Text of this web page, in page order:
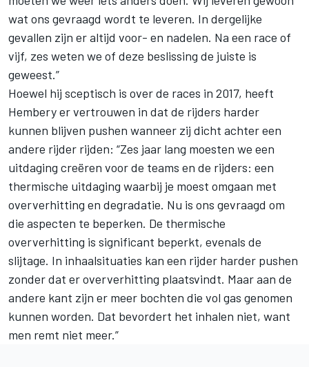
wat ons gevraagd wordt te leveren. In dergelijke
gevallen zijn er altijd voor- en nadelen. Na een race of
vijf, zes weten we of deze beslissing de juiste is
geweest.”
Hoewel hij sceptisch is over de races in 2017, heeft
Hembery er vertrouwen in dat de rijders harder
kunnen blijven pushen wanneer zij dicht achter een
andere rijder rijden: “Zes jaar lang moesten we een
uitdaging creëren voor de teams en de rijders: een
thermische uitdaging waarbij je moest omgaan met
oververhitting en degradatie. Nu is ons gevraagd om
die aspecten te beperken. De thermische
oververhitting is significant beperkt, evenals de
slijtage. In inhaalsituaties kan een rijder harder pushen
zonder dat er oververhitting plaatsvindt. Maar aan de
andere kant zijn er meer bochten die vol gas genomen
kunnen worden. Dat bevordert het inhalen niet, want
men remt niet meer.”